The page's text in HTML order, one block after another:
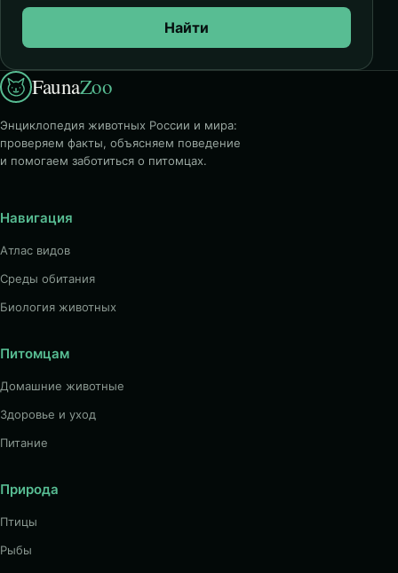
Найти
FaunaZoo
Энциклопедия животных России и мира:
проверяем факты, объясняем поведение
и помогаем заботиться о питомцах.
Навигация
Атлас видов
Среды обитания
Биология животных
Питомцам
Домашние животные
Здоровье и уход
Питание
Природа
Птицы
Рыбы